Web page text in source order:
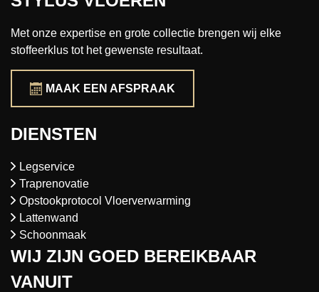
Met onze expertise en grote collectie brengen wij elke
stoffeerklus tot het gewenste resultaat.
MAAK EEN AFSPRAAK
DIENSTEN
Legservice
Traprenovatie
Opstookprotocol Vloerverwarming
Lattenwand
Schoonmaak
WIJ ZIJN GOED BEREIKBAAR
VANUIT